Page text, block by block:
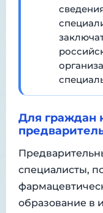
Для граждан
специалисты,
образование в